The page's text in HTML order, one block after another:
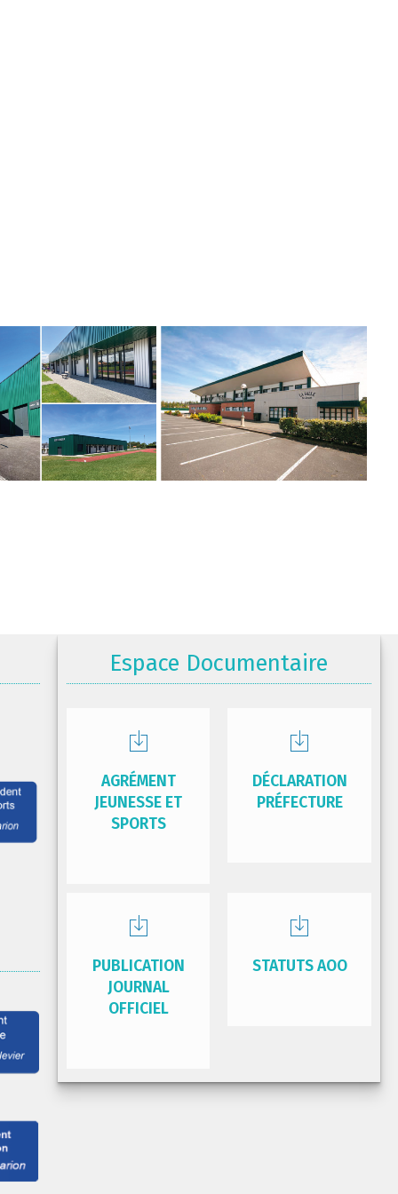
Espace Documentaire
AGRÉMENT
JEUNESSE ET
SPORTS
DÉCLARATION
PRÉFECTURE
PUBLICATION
JOURNAL
OFFICIEL
STATUTS AOO